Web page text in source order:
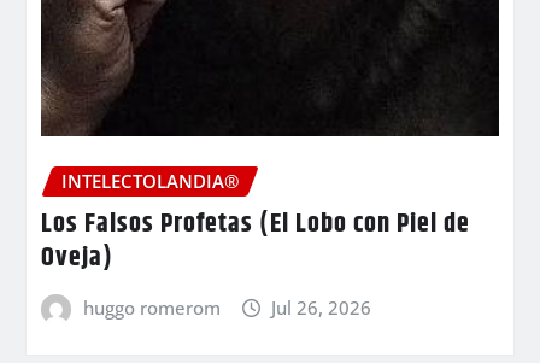
INTELECTOLANDIA®
Los Falsos Profetas (El Lobo con Piel de
Oveja)
huggo romerom Jul 26, 2026